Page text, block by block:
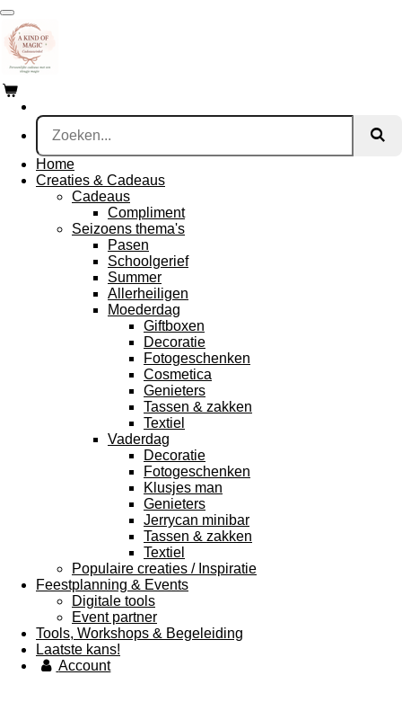
Ga
direct
naar
de
Home
Creaties & Cadeaus
Cadeaus
Compliment
Seizoens thema's
Pasen
Schoolgerief
Summer
Allerheiligen
Moederdag
Giftboxen
Decoratie
Fotogeschenken
Cosmetica
Genieters
Tassen & zakken
Textiel
Vaderdag
Decoratie
Fotogeschenken
Klusjes man
Genieters
Jerrycan minibar
Tassen & zakken
Textiel
Populaire creaties / Inspiratie
Feestplanning & Events
Digitale tools
Event partner
Tools, Workshops & Begeleiding
Laatste kans!
Account